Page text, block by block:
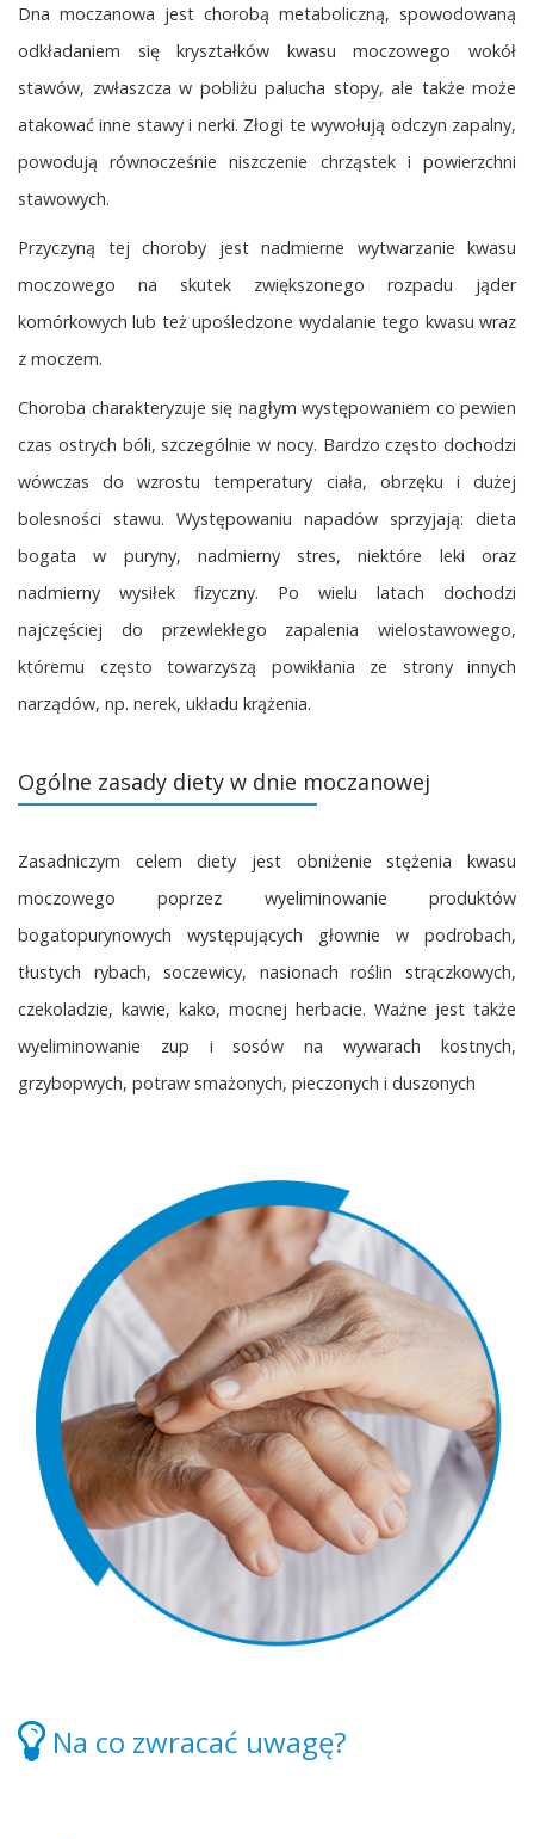
Dna moczanowa jest chorobą metaboliczną, spowodowaną
odkładaniem się kryształków kwasu moczowego wokół
stawów, zwłaszcza w pobliżu palucha stopy, ale także może
atakować inne stawy i nerki. Złogi te wywołują odczyn zapalny,
powodują równocześnie niszczenie chrząstek i powierzchni
stawowych.
Przyczyną tej choroby jest nadmierne wytwarzanie kwasu
moczowego na skutek zwiększonego rozpadu jąder
komórkowych lub też upośledzone wydalanie tego kwasu wraz
z moczem.
Choroba charakteryzuje się nagłym występowaniem co pewien
czas ostrych bóli, szczególnie w nocy. Bardzo często dochodzi
wówczas do wzrostu temperatury ciała, obrzęku i dużej
bolesności stawu. Występowaniu napadów sprzyjają: dieta
bogata w puryny, nadmierny stres, niektóre leki oraz
nadmierny wysiłek fizyczny. Po wielu latach dochodzi
najczęściej do przewlekłego zapalenia wielostawowego,
któremu często towarzyszą powikłania ze strony innych
narządów, np. nerek, układu krążenia.
Ogólne zasady diety w dnie moczanowej
Zasadniczym celem diety jest obniżenie stężenia kwasu
moczowego poprzez wyeliminowanie produktów
bogatopurynowych występujących głownie w podrobach,
tłustych rybach, soczewicy, nasionach roślin strączkowych,
czekoladzie, kawie, kako, mocnej herbacie. Ważne jest także
wyeliminowanie zup i sosów na wywarach kostnych,
grzybopwych, potraw smażonych, pieczonych i duszonych
Na co zwracać uwagę?